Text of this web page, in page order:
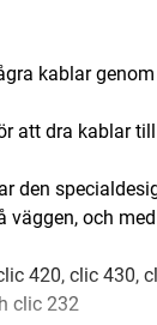
kablar
att dra kablar
och
420, clic 430,
clic 232